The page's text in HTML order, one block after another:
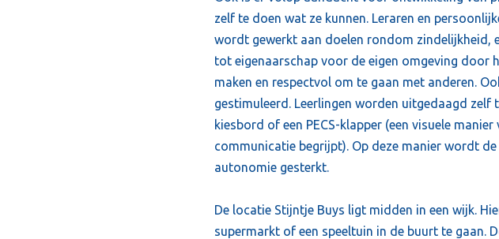
zelf te doen wat ze kunnen. Leraren en
wordt gewerkt aan doelen rondom zindelijkheid,
tot eigenaarschap voor de eigen omgeving door
maken en respectvol om te gaan met anderen.
gestimuleerd. Leerlingen worden uitgedaagd
kiesbord of een PECS-klapper (een visuele
communicatie begrijpt). Op deze manier wordt
autonomie gesterkt.
De locatie Stijntje Buys ligt midden in een wijk.
supermarkt of een speeltuin in de buurt te gaan.